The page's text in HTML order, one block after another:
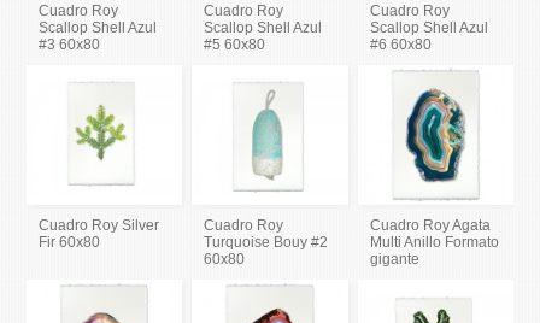
Cuadro Roy
Scallop Shell Azul
#3 60x80
Cuadro Roy
Scallop Shell Azul
#5 60x80
Cuadro Roy
Scallop Shell Azul
#6 60x80
Cuadro Roy Silver
Fir 60x80
Cuadro Roy
Turquoise Bouy #2
60x80
Cuadro Roy Agata
Multi Anillo Formato
gigante